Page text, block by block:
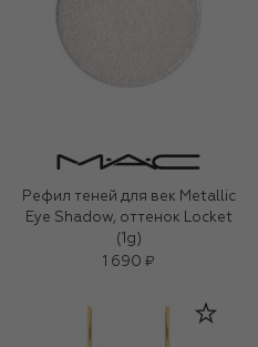
Рефил теней для век Metallic
Eye Shadow, оттенок Locket
(1g)
1 690 ₽